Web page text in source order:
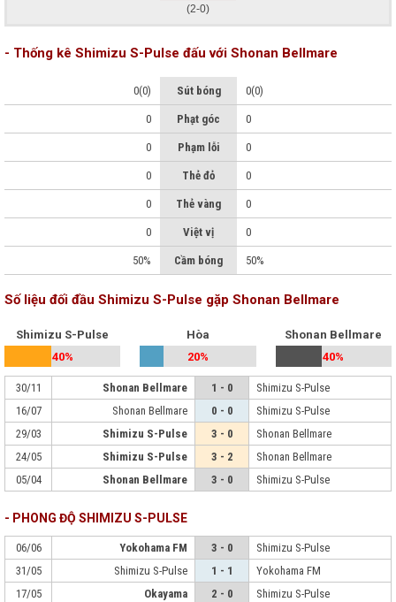
(2-0)
- Thống kê Shimizu S-Pulse đấu với Shonan Bellmare
0(0) Sút bóng 0(0)
0 Phạt góc 0
0 Phạm lỗi 0
0 Thẻ đỏ 0
0 Thẻ vàng 0
0 Việt vị 0
50% Cầm bóng 50%
Số liệu đối đầu Shimizu S-Pulse gặp Shonan Bellmare
Shimizu S-Pulse
40%
Hòa
20%
Shonan Bellmare
40%
30/11 Shonan Bellmare 1 - 0
Shimizu S-Pulse
16/07
Shonan Bellmare 0 - 0
Shimizu S-Pulse
29/03
Shimizu S-Pulse 3 - 0
Shonan Bellmare
24/05
Shimizu S-Pulse 3 - 2
Shonan Bellmare
05/04
Shonan Bellmare 3 - 0 Shimizu S-Pulse
- PHONG ĐỘ SHIMIZU S-PULSE
06/06 Yokohama FM 3 - 0
Shimizu S-Pulse
31/05
Shimizu S-Pulse 1 - 1
Yokohama FM
17/05
Okayama 2 - 0
Shimizu S-Pulse